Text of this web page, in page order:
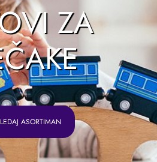
ZA
ASORTIMAN